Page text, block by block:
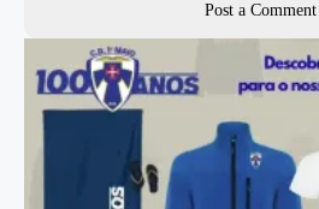
Post a Comment